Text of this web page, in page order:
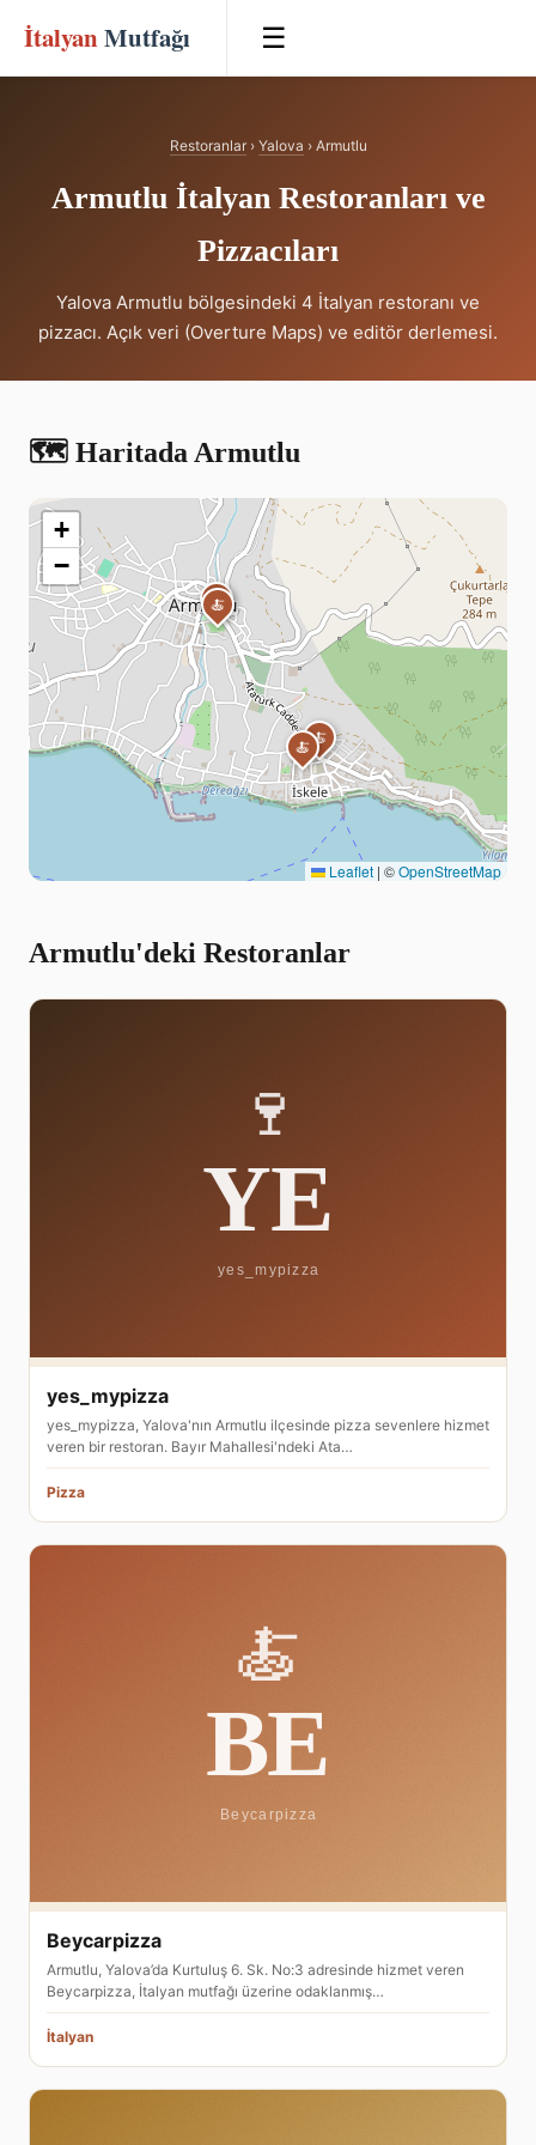
İtalyan Mutfağı ☰
Restoranlar› Yalova › Armutlu
Armutlu İtalyan Restoranları ve
Pizzacıları
Yalova Armutlu bölgesindeki 4 İtalyan restoranı ve
pizzacı. Açık veri (Overture Maps) ve editör derlemesi.
🗺️ Haritada Armutlu
🍝
🍝
🍝
🍝
+
−
Leaflet | ©OpenStreetMap
Armutlu'deki Restoranlar
yes_mypizza
yes_mypizza, Yalova'nın Armutlu ilçesinde pizza sevenlere hizmet
veren bir restoran. Bayır Mahallesi'ndeki Ata…
Pizza
Beycarpizza
Armutlu, Yalova’da Kurtuluş 6. Sk. No:3 adresinde hizmet veren
Beycarpizza, İtalyan mutfağı üzerine odaklanmış…
İtalyan